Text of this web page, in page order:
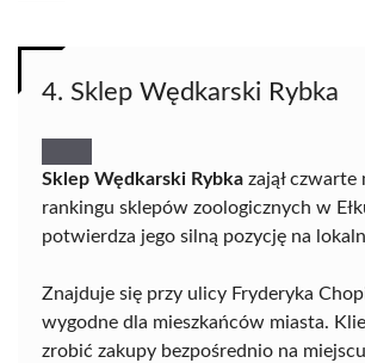
4. Sklep Wędkarski Rybka
Sklep Wędkarski Rybka zajął czwarte
rankingu sklepów zoologicznych w
potwierdza jego silną pozycję na
Znajduje się przy ulicy Fryderyka
wygodne dla mieszkańców miasta.
zrobić zakupy bezpośrednio na